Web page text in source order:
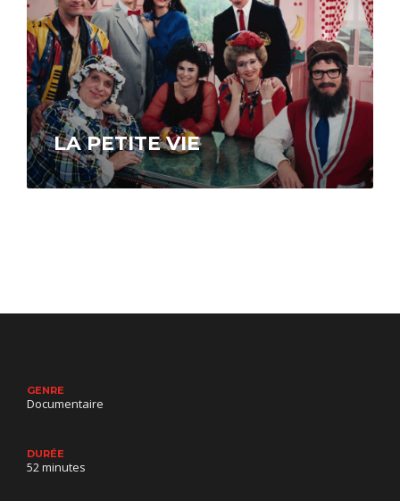
LA PETITE VIE
Disponible sur ICI Tou.tv EXTRA.
GENRE
Documentaire
DURÉE
52 minutes